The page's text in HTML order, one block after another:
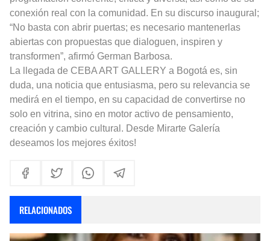
conexión real con la comunidad. En su discurso inaugural;
“No basta con abrir puertas; es necesario mantenerlas
abiertas con propuestas que dialoguen, inspiren y
transformen”, afirmó German Barbosa.
La llegada de CEBA ART GALLERY a Bogotá es, sin
duda, una noticia que entusiasma, pero su relevancia se
medirá en el tiempo, en su capacidad de convertirse no
solo en vitrina, sino en motor activo de pensamiento,
creación y cambio cultural. Desde Mirarte Galería
deseamos los mejores éxitos!
RELACIONADOS